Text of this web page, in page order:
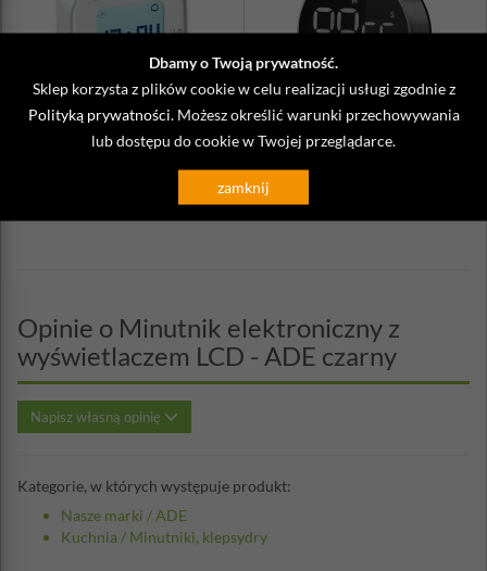
Dbamy o Twoją prywatność.
Sklep korzysta z plików cookie w celu realizacji usługi zgodnie z
Polityką prywatności . Możesz określić warunki przechowywania
lub dostępu do cookie w Twojej przeglądarce.
zamknij
Minutnik elektroniczny z dużym
Minutnik elektroniczny 99 minut -
Opinie o Minutnik elektroniczny z
wyświetlaczem LCD - ADE czarny
Napisz własną opinię
Kategorie, w których występuje produkt:
Nasze marki /ADE
Kuchnia / Minutniki, klepsydry